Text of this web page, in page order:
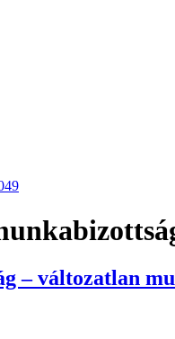
– változatlan